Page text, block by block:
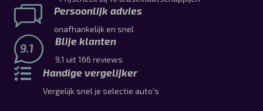
Persoonlijk advies
onafhankelijk en snel
9.1
Blije klanten
9.1 uit 166 reviews
Handige vergelijker
Vergelijk snel je selectie auto's